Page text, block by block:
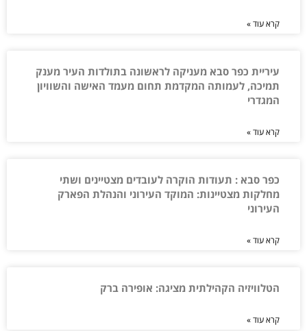
קרא עוד »
עיריית כפר סבא מעניקה לראשונה בתולדות העיר מענק
תמיכה, לעמותה המקדמת תחום מעמד האישה והשוויון
המגדרי
קרא עוד »
כפר סבא : תעודות הוקרה לעובדים מצטיינים ושתי
מחלקות מצטיינות: המוקד העירוני והנהלת הפארק
העירוני
קרא עוד »
הטלוויזיה הקהילתית מציגה: אופירה ברק
קרא עוד »